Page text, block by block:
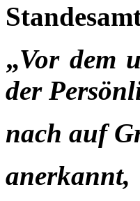
„Vor dem
der
nach auf
anerkannt,